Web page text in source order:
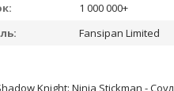
1 000 000+
Fansipan Limited
Knight: Ninja Stickman -